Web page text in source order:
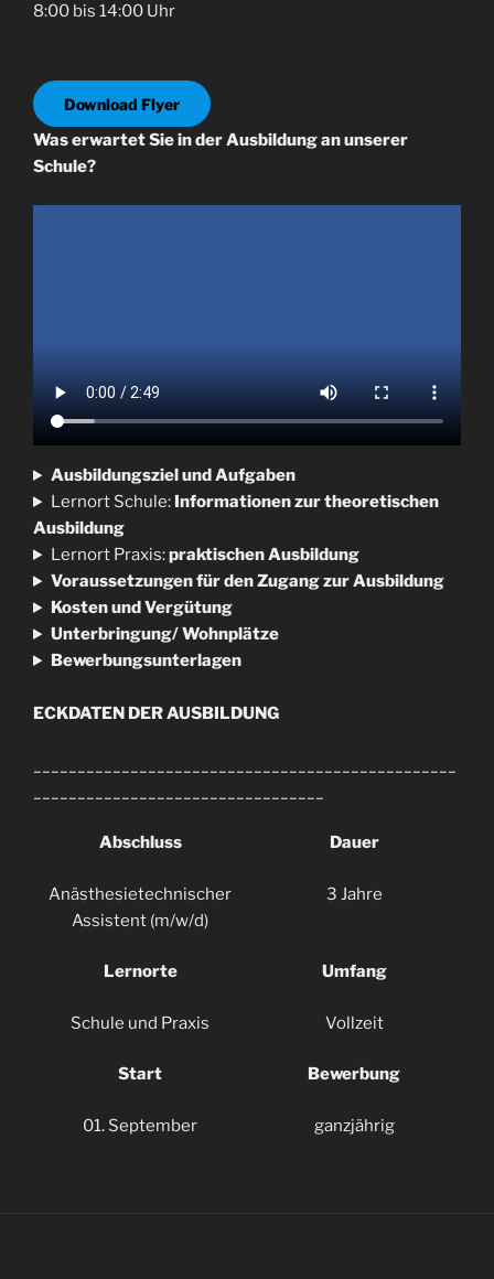
8:00 bis 14:00 Uhr
Download Flyer
Was erwartet Sie in der Ausbildung an unserer
Schule?
Ausbildungsziel und Aufgaben
Lernort Schule: Informationen zur theoretischen
Ausbildung
Lernort Praxis:praktischen Ausbildung
Voraussetzungen für den Zugang zur Ausbildung
Kosten und Vergütung
Unterbringung/ Wohnplätze
Bewerbungsunterlagen
ECKDATEN DER AUSBILDUNG
Abschluss
Anästhesietechnischer
Assistent (m/w/d)
Dauer
3 Jahre
Lernorte
Schule und Praxis
Umfang
Vollzeit
Start
01. September
Bewerbung
ganzjährig